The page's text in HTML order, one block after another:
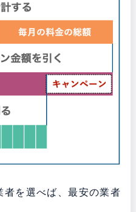
者を選べば、最安の業者